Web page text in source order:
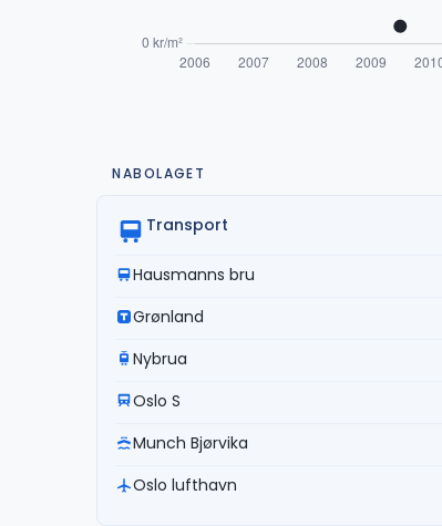
NABOLAGET
Transport
Hausmanns bru
Grønland
Nybrua
Oslo S
Munch Bjørvika
Oslo lufthavn